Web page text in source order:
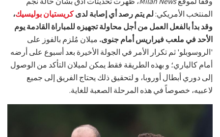
المنتخب الأمريكي: لم يتم رصد أي إصابة لدىكريستيان بوليسيك،
وقد بدأ بالفعل العمل من أجل محاولة تجهيزه للمباراة القادمة يوم
الأحد في ملعب فيراريس أمام جنوى. ميلان مُلزم بالفوز على
'الروسوبلو' ثم تكرار الأمر في الجولة الأخيرة بعد أسبوع على أرضه
أمام كالياري؛ و بهذه الطريقة فقط يمكن لميلان التأكد من الوصول
إلى دوري أبطال أوروبا، و لتحقيق ذلك يحتاج الفريق إلى جميع
لاعبيه، خصوصاً في هذه المرحلة الصعبة للغاية.